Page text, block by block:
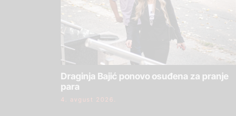
Draginja Bajić ponovo osuđena za pranje
para
4. avgust 2026.